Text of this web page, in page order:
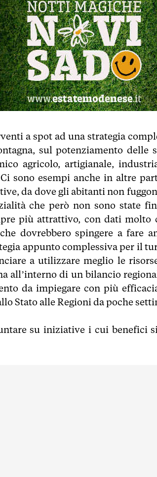
a spot ad una strategia
sul potenziamento delle
agricolo, artigianale,
sono esempi anche in altre
da dove gli abitanti non
che però non sono state
più attrattivo, con dati
dovrebbero spingere a fare
appunto complessiva per il
a utilizzare meglio le
all’interno di un bilancio
da impiegare con più
Stato alle Regioni da poche
su iniziative i cui benefici